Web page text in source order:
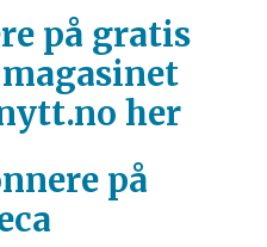
på gratis
her
på